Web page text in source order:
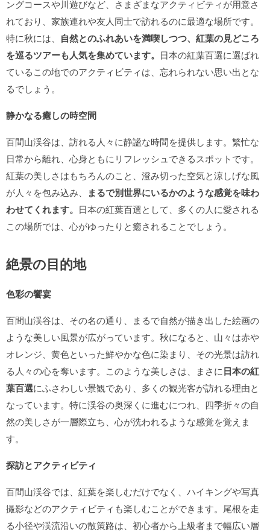
ングコースや川遊びなど、さまざまなアクティビティが用意さ
れており、家族連れや友人同士で訪れるのに最適な場所です。
特に秋には、 自然とのふれあいを満喫しつつ、紅葉の見どころ
を巡るツアーも人気を集めています。 日本の紅葉百選に選ばれ
ているこの地でのアクティビティは、忘れられない思い出とな
るでしょう。
静かなる癒しの時空間
百間山渓谷は、訪れる人々に静謐な時間を提供します。繁忙な
日常から離れ、心身ともにリフレッシュできるスポットです。
紅葉の美しさはもちろんのこと、澄み切った空気と涼しげな風
が人々を包み込み、
まるで別世界にいるかのような感覚を味わ
わせてくれます。 日本の紅葉百選として、多くの人に愛される
この場所では、心がゆったりと癒されることでしょう。
絶景の目的地
色彩の饗宴
百間山渓谷は、その名の通り、まるで自然が描き出した絵画の
ような美しい風景が広がっています。秋になると、山々は赤や
オレンジ、黄色といった鮮やかな色に染まり、その光景は訪れ
る人々の心を奪います。このような美しさは、まさに日本の紅
葉百選にふさわしい景観であり、多くの観光客が訪れる理由と
なっています。特に渓谷の奥深くに進むにつれ、四季折々の自
然の美しさが一層際立ち、心が洗われるような感覚を覚えま
す。
探訪とアクティビティ
百間山渓谷では、紅葉を楽しむだけでなく、ハイキングや写真
撮影などのアクティビティも楽しむことができます。尾根を走
る小径や渓流沿いの散策路は、初心者から上級者まで幅広い層